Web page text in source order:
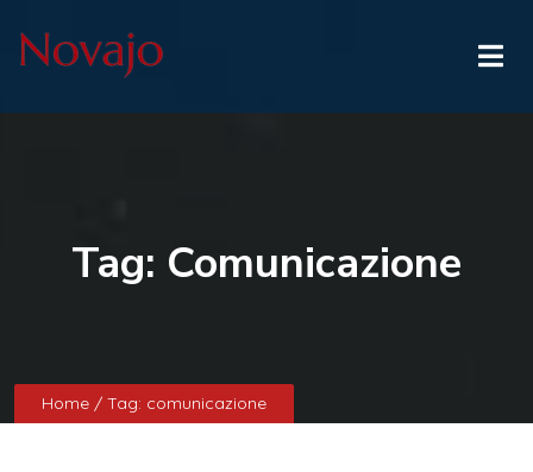
Tag: Comunicazione
Home / Tag: comunicazione